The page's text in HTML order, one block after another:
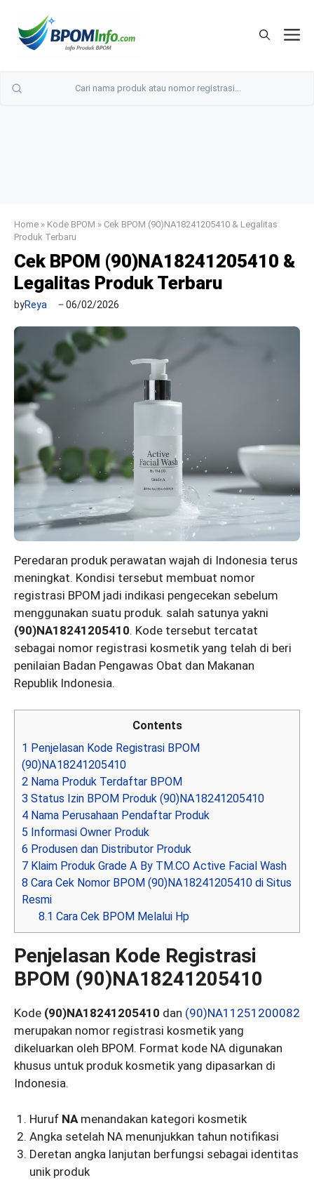
Home » Kode BPOM » Cek BPOM (90)NA18241205410 & Legalitas
Produk Terbaru
Cek BPOM (90)NA18241205410 &
Legalitas Produk Terbaru
byReya 06/02/2026
Peredaran produk perawatan wajah di Indonesia terus
meningkat. Kondisi tersebut membuat nomor
registrasi BPOM jadi indikasi pengecekan sebelum
menggunakan suatu produk. salah satunya yakni
(90)NA18241205410. Kode tersebut tercatat
sebagai nomor registrasi kosmetik yang telah di beri
penilaian Badan Pengawas Obat dan Makanan
Republik Indonesia.
Contents
1 Penjelasan Kode Registrasi BPOM
(90)NA18241205410
2 Nama Produk Terdaftar BPOM
3 Status Izin BPOM Produk (90)NA18241205410
4 Nama Perusahaan Pendaftar Produk
5 Informasi Owner Produk
6 Produsen dan Distributor Produk
7 Klaim Produk Grade A By TM.CO Active Facial Wash
8 Cara Cek Nomor BPOM (90)NA18241205410 di Situs
Resmi
8.1 Cara Cek BPOM Melalui Hp
Penjelasan Kode Registrasi
BPOM (90)NA18241205410
Kode (90)NA18241205410 dan (90)NA11251200082
merupakan nomor registrasi kosmetik yang
dikeluarkan oleh BPOM. Format kode NA digunakan
khusus untuk produk kosmetik yang dipasarkan di
Indonesia.
Huruf NA menandakan kategori kosmetik
Angka setelah NA menunjukkan tahun notifikasi
Deretan angka lanjutan berfungsi sebagai identitas
unik produk